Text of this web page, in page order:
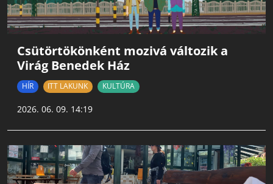
Csütörtökönként mozivá változik a
Virág Benedek Ház
HÍR ITT LAKUNK KULTÚRA
2026. 06. 09. 14:19